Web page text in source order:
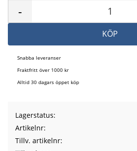
-
KÖP
Snabba leveranser
Fraktfritt över 1000 kr
Alltid 30 dagars öppet köp
Lagerstatus
Artikelnr
Tillv. artikelnr